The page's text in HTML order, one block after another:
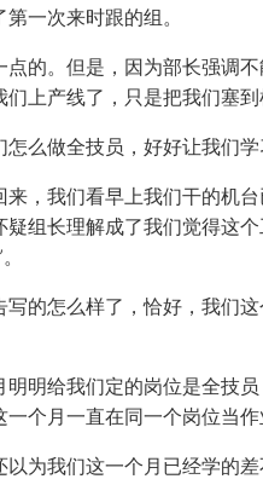
一次来时跟的组。
点的。但是，因为部长强调
上产线了，只是把我们塞到
么做全技员，好好让我们
，我们看早上我们干的机
组长理解成了我们觉得这
的怎么样了，恰好，我们
明给我们定的岗位是全技
个月一直在同一个岗位当作
为我们这一个月已经学的